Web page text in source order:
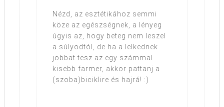
Nézd, az esztétikához semmi
köze az egészségnek, a lényeg
úgyis az, hogy beteg nem leszel
a súlyodtól, de ha a lelkednek
jobbat tesz az egy számmal
kisebb farmer, akkor pattanj a
(szoba)biciklire és hajrá! :)